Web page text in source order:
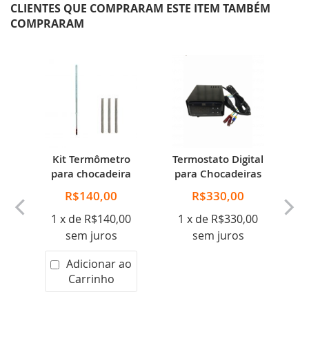
CLIENTES QUE COMPRARAM ESTE ITEM TAMBÉM
COMPRARAM
Kit Termômetro
para chocadeira
R$140,00
1 x de R$140,00
sem juros
Adicionar ao
Carrinho
Termostato Digital
para Chocadeiras
R$330,00
1 x de R$330,00
sem juros